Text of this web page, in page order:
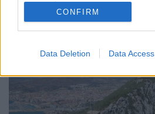
CONFIRM
Data Deletion Data Access